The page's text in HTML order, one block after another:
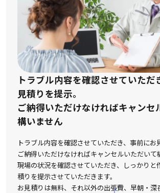
トラブル内容を確認させていただ
見積りを提示。
ご納得いただけなければキャンセ
構いません
トラブル内容を確認させていただき、事前にお
ご納得いただけなければキャンセルいただいて
現場の状況を確認させていただき、しっかりと
積りを提示させていただきます。
お見積りは無料、それ以外の出張費、早朝・深